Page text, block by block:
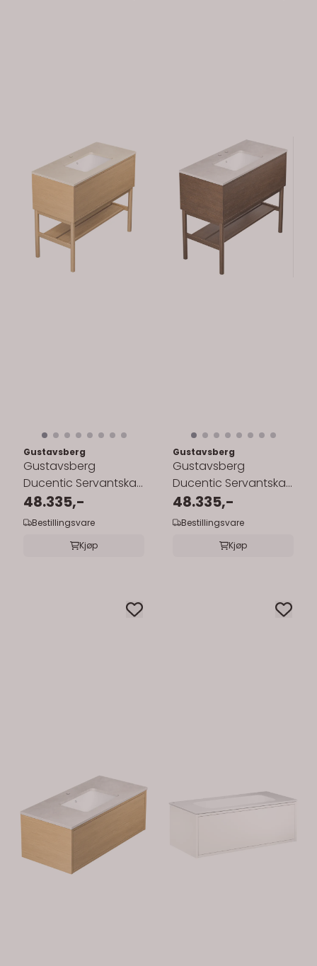
Gustavsberg
Gustavsberg
Ducentic Servantskap
100 cm med
Benramme, Beige
48.335,-
Bestillingsvare
Kjøp
Gustavsberg
Gustavsberg
Ducentic Servantskap
100 cm med
Benramme, Polar
48.335,-
Bestillingsvare
Kjøp